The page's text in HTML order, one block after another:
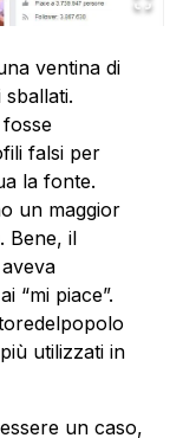
ventina di
falsi per
la fonte.
un maggior
Bene, il
“mi piace”.
utilizzati in
un caso,